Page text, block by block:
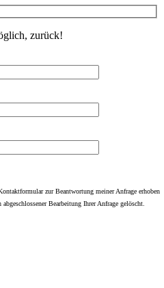
zurück!
zur Beantwortung meiner Anfrage erhoben
Bearbeitung Ihrer Anfrage gelöscht.